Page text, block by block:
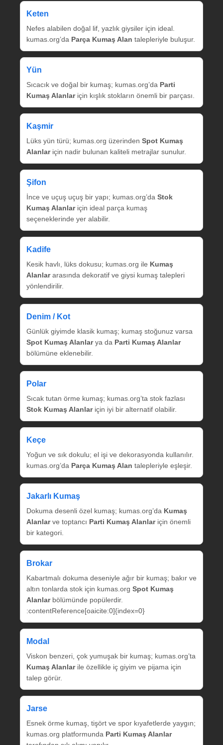
Keten
Nefes alabilen doğal lif, yazlık giysiler için ideal.
kumas.org’da Parça Kumaş Alan talepleriyle buluşur.
Yün
Sıcacık ve doğal bir kumaş; kumas.org’da Parti
Kumaş Alanlariçin kışlık stokların önemli bir parçası.
Kaşmir
Lüks yün türü; kumas.org üzerinden Spot Kumaş
Alanlariçin nadir bulunan kaliteli metrajlar sunulur.
Şifon
İnce ve uçuş uçuş bir yapı; kumas.org’da Stok
Kumaş Alanlariçin ideal parça kumaş
seçeneklerinde yer alabilir.
Kadife
Kesik havlı, lüks dokusu; kumas.org ile Kumaş
Alanlararasında dekoratif ve giysi kumaş talepleri
yönlendirilir.
Denim / Kot
Günlük giyimde klasik kumaş; kumaş stoğunuz varsa
Spot Kumaş Alanlarya da Parti Kumaş Alanlar
bölümüne eklenebilir.
Polar
Sıcak tutan örme kumaş; kumas.org’ta stok fazlası
Stok Kumaş Alanlariçin iyi bir alternatif olabilir.
Keçe
Yoğun ve sık dokulu; el işi ve dekorasyonda kullanılır.
kumas.org’da Parça Kumaş Alan talepleriyle eşleşir.
Jakarlı Kumaş
Dokuma desenli özel kumaş; kumas.org’da Kumaş
Alanlarve toptancı Parti Kumaş Alanlariçin önemli
bir kategori.
Brokar
Kabartmalı dokuma deseniyle ağır bir kumaş; bakır ve
altın tonlarda stok için kumas.org Spot Kumaş
Alanlarbölümünde popülerdir.
:contentReference[oaicite:0]{index=0}
Modal
Viskon benzeri, çok yumuşak bir kumaş; kumas.org’ta
Kumaş Alanlarile özellikle iç giyim ve pijama için
talep görür.
Jarse
Esnek örme kumaş, tişört ve spor kıyafetlerde yaygın;
kumas.org platformunda Parti Kumaş Alanlar